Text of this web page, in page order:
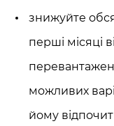
знижуйте
перші місяці
можливих
йому